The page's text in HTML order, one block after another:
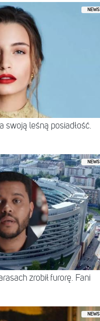
NEWS
leśną posiadłość.
NEWS
zrobił furorę. Fani
NEWS